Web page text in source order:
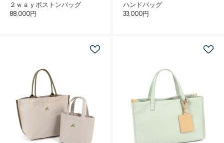
２ｗａｙボストンバッグ
88,000円
ハンドバッグ
33,000円